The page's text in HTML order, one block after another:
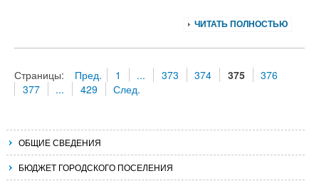
ЧИТАТЬ ПОЛНОСТЬЮ
Страницы: Пред. 1 ... 373 374 375
376
377
... 429 След.
ОБЩИЕ СВЕДЕНИЯ
БЮДЖЕТ ГОРОДСКОГО ПОСЕЛЕНИЯ